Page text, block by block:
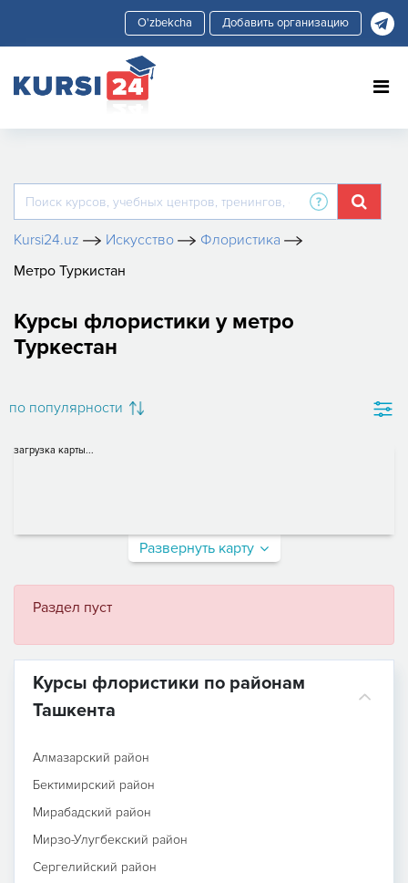
Добавить организацию
Kursi24.uz Искусство
Флористика
Метро Туркистан
Курсы флористики у метро
Туркестан
по популярности
загрузка карты...
Развернуть карту
Раздел пуст
Курсы флористики по районам
Ташкента
Алмазарский район
Бектимирский район
Мирабадский район
Мирзо-Улугбекский район
Сергелийский район